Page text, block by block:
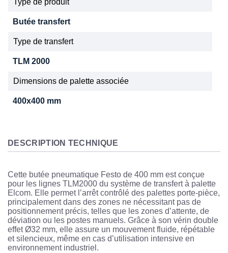
Butée transfert
Type de transfert
TLM 2000
Dimensions de palette associée
400x400 mm
DESCRIPTION TECHNIQUE
Cette butée pneumatique Festo de 400 mm est conçue
pour les lignes TLM2000 du système de transfert à palette
Elcom. Elle permet l’arrêt contrôlé des palettes porte-pièce,
principalement dans des zones ne nécessitant pas de
positionnement précis, telles que les zones d’attente, de
déviation ou les postes manuels. Grâce à son vérin double
effet Ø32 mm, elle assure un mouvement fluide, répétable
et silencieux, même en cas d’utilisation intensive en
environnement industriel.